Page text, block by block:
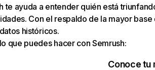
te ayuda a entender quién está
Con el respaldo de la mayor
históricos.
que puedes hacer con Semrush:
Conoce tu